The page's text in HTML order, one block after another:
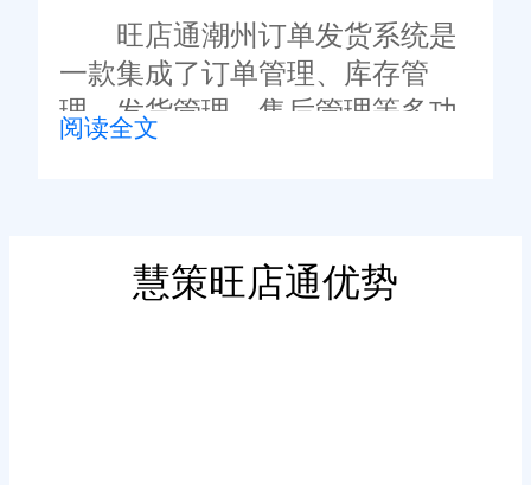
系统，作为一款专为电商企业设
计的综合解决方案，凭借其出色
的性能和全面的功能，在潮州电
商企业中赢得了广泛的赞誉。
旺店通潮州订单发货系统是
一款集成了订单管理、库存管
理、发货管理、售后管理等多功
能于一体的综合性系统。系统通
全链条管理，极大地提升了电商
企业的运营效率。同时，系统还
二、核心功能
阅读全文
慧策旺店通优势